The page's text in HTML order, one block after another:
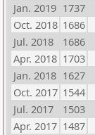
Jan. 2019 1737
Oct. 2018 1686
Jul. 2018
1686
Apr. 2018 1703
Jan. 2018 1627
Oct. 2017 1544
Jul. 2017
1503
Apr. 2017 1487